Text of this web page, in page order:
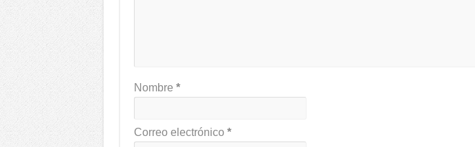
Nombre *
Correo electrónico *